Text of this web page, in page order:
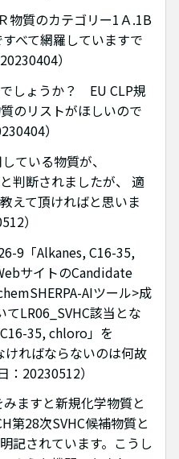
物質のカテゴリー1Ａ.1B
べて網羅していますで
）
しょうか？ EU CLP規
のリストがほしいので
）
ている物質が、
判断されましたが、 適
えて頂ければと思いま
）
9「Alkanes, C16-35,
サイトのCandidate
AIツール>成
LR06_SVHC該当とな
35, chloro」を
ければならないのは何故
20230512）
ますと新規化学物質と
第28次SVHC候補物質と
記されています。こうし